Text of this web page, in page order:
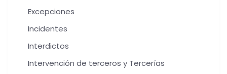
Excepciones
Incidentes
Interdictos
Intervención de terceros y Tercerías